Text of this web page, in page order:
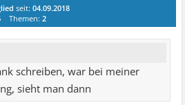
seit:04.09.2018
Themen:2
schreiben, war bei meiner
sieht man dann